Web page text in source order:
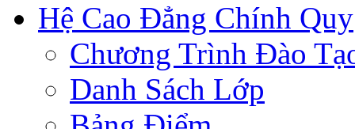
Hệ Cao Đẳng Chính Quy
Chương Trình Đào
Danh Sách Lớp